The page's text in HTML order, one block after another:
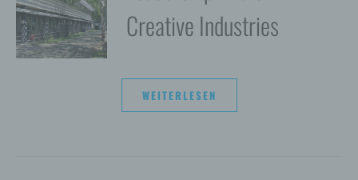
Creative Industries
WEITERLESEN